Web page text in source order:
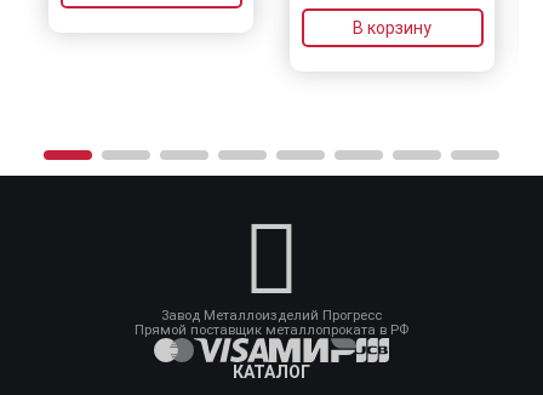
В корзину
Завод Металлоизделий Прогресс
Прямой поставщик металлопроката в РФ
КАТАЛОГ